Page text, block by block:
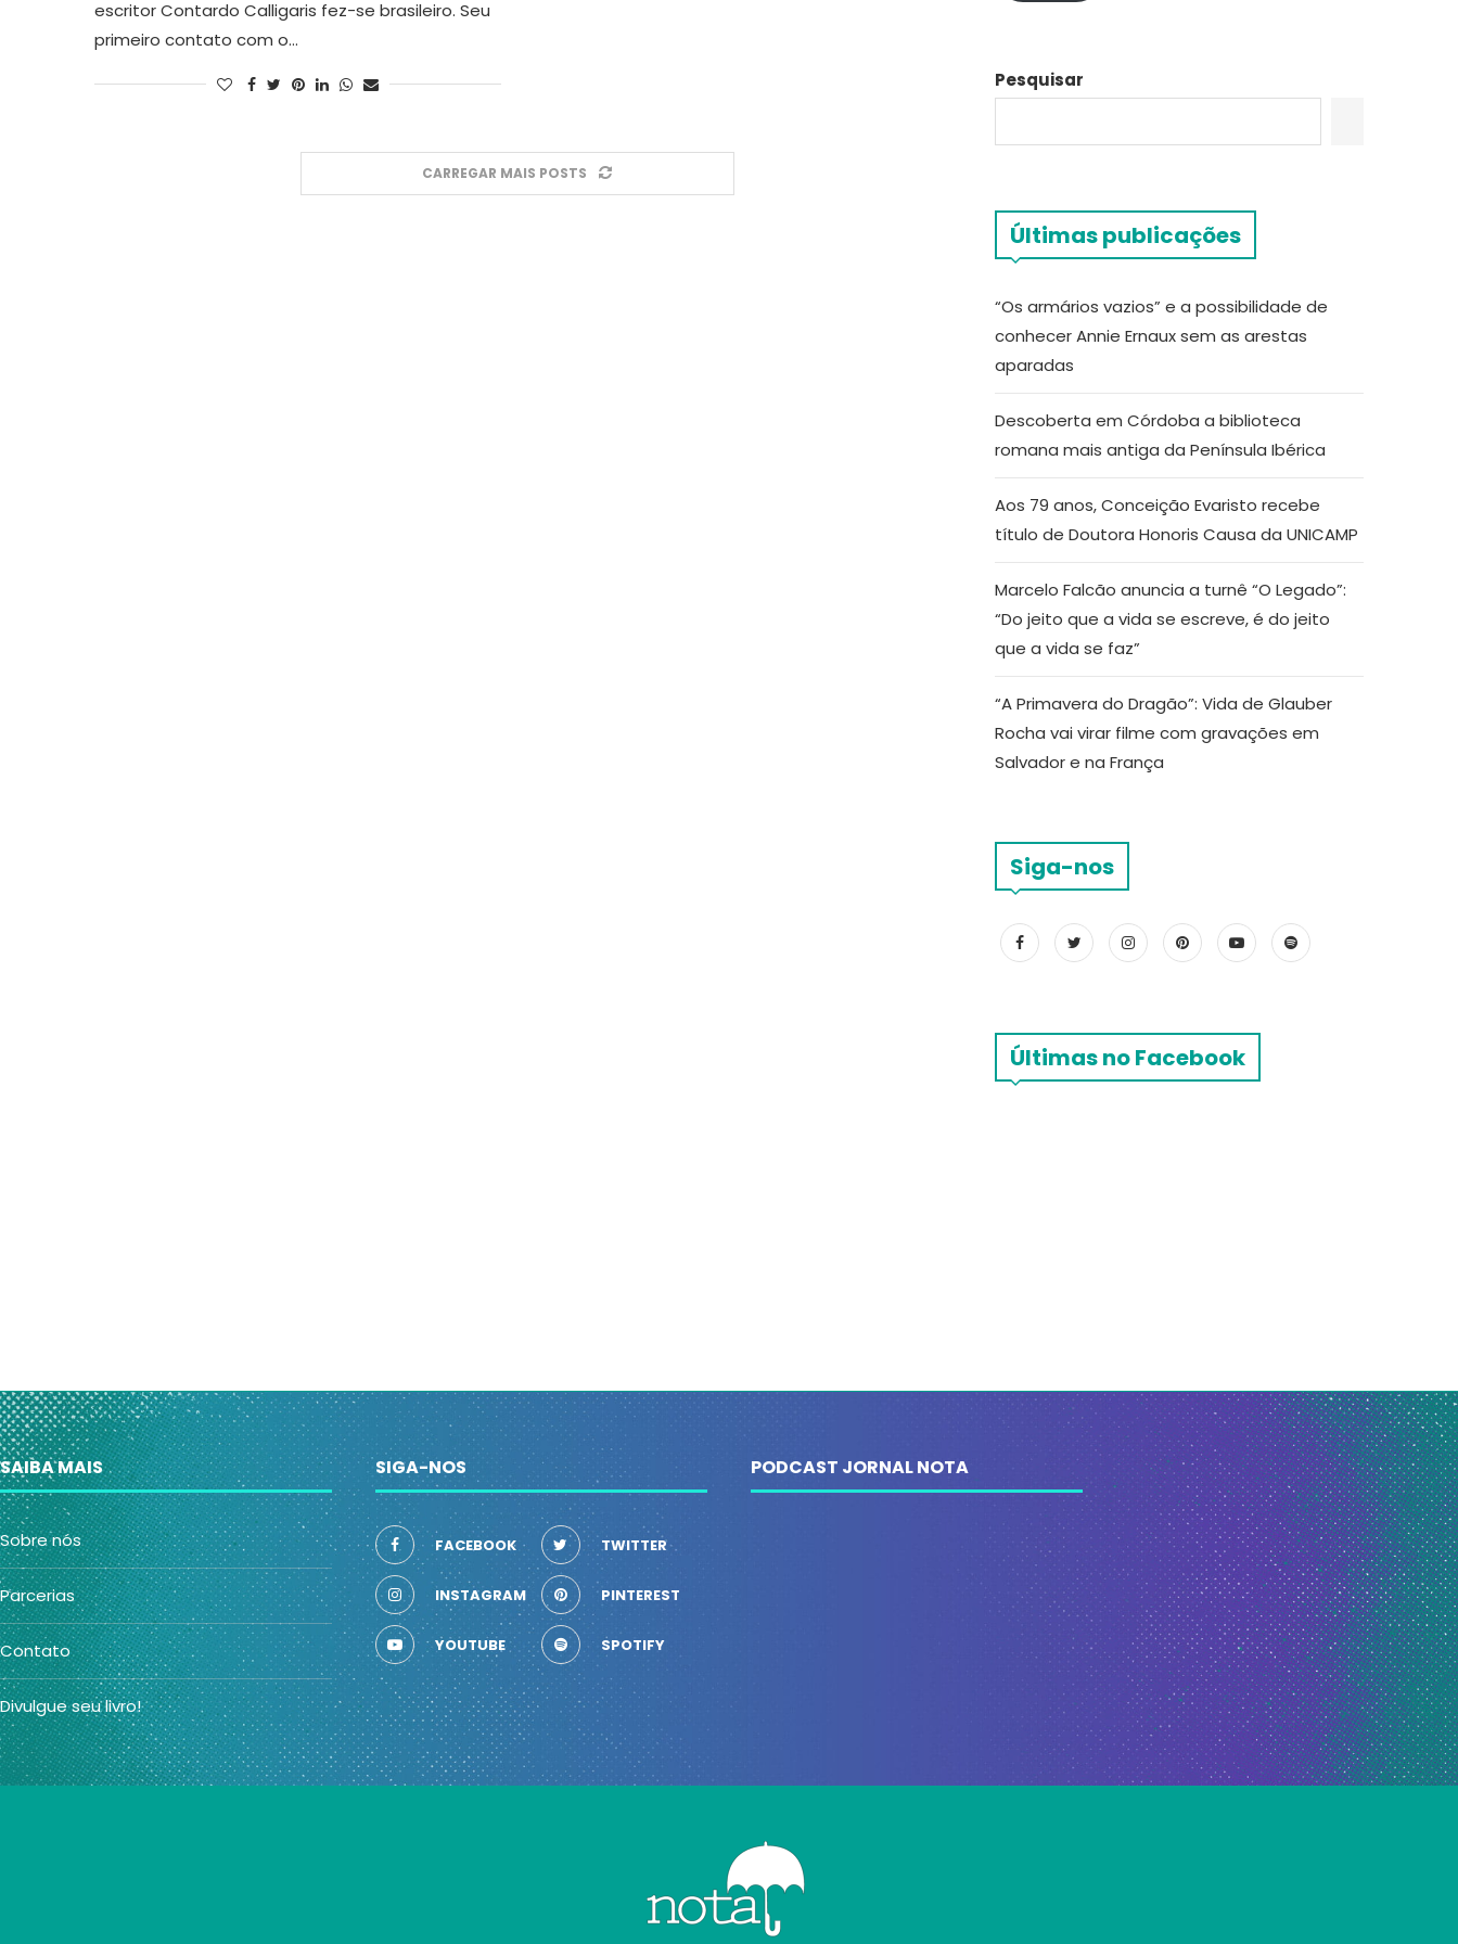
escritor Contardo Calligaris fez-se brasileiro. Seu
primeiro contato com o…
CARREGAR MAIS POSTS
Pesquisar
Últimas publicações
“Os armários vazios” e a possibilidade de
conhecer Annie Ernaux sem as arestas
aparadas
Descoberta em Córdoba a biblioteca
romana mais antiga da Península Ibérica
Aos 79 anos, Conceição Evaristo recebe
título de Doutora Honoris Causa da UNICAMP
Marcelo Falcão anuncia a turnê “O Legado”:
“Do jeito que a vida se escreve, é do jeito
que a vida se faz”
“A Primavera do Dragão”: Vida de Glauber
Rocha vai virar filme com gravações em
Salvador e na França
Siga-nos
Últimas no Facebook
SAIBA MAIS
Sobre nós
Parcerias
Contato
Divulgue seu livro!
SIGA-NOS
FACEBOOK TWITTER
INSTAGRAM PINTEREST
YOUTUBE SPOTIFY
PODCAST JORNAL NOTA